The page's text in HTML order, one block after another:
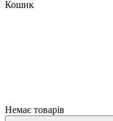
Кошик
Немає товарів